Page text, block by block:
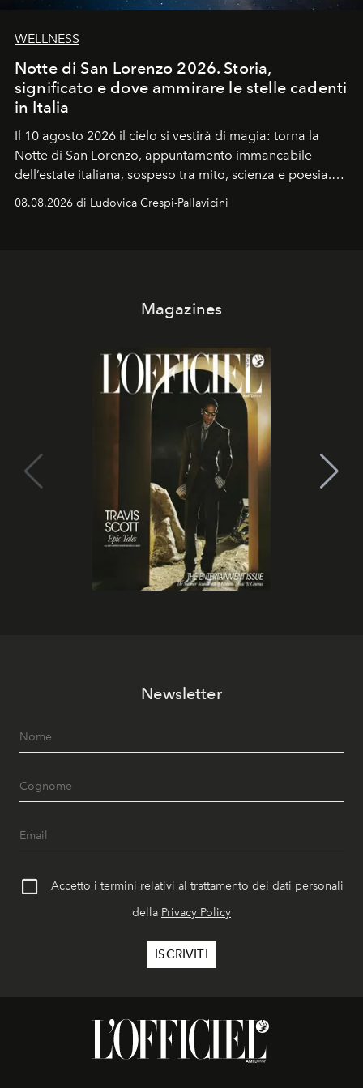
WELLNESS
Notte di San Lorenzo 2026. Storia,
significato e dove ammirare le stelle cadenti
in Italia
Il 10 agosto 2026 il cielo si vestirà di magia: torna la
Notte di San Lorenzo, appuntamento immancabile
dell’estate italiana, sospeso tra mito, scienza e poesia.
celeste per seguire il passaggio delle
08.08.2026 di Ludovica Crespi-Pallavicini
Magazines
Newsletter
Accetto i termini relativi al trattamento dei dati personali
della Privacy Policy